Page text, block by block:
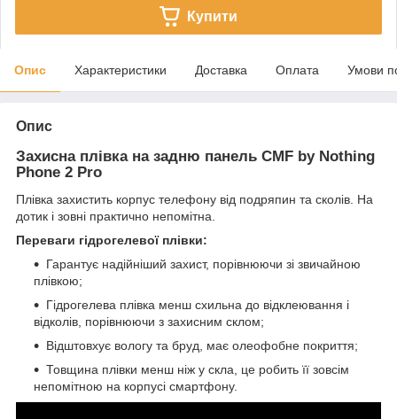
Купити
Опис Характеристики Доставка Оплата Умови
Опис
Захисна плівка на задню панель CMF by Nothing
Phone 2 Pro
Плівка захистить корпус телефону від подряпин та сколів. На
дотик і зовні практично непомітна.
Переваги гідрогелевої плівки:
Гарантує надійніший захист, порівнюючи зі звичайною
плівкою;
Гідрогелева плівка менш схильна до відклеювання і
відколів, порівнюючи з захисним склом;
Відштовхує вологу та бруд, має олеофобне покриття;
Товщина плівки менш ніж у скла, це робить її зовсім
непомітною на корпусі смартфону.